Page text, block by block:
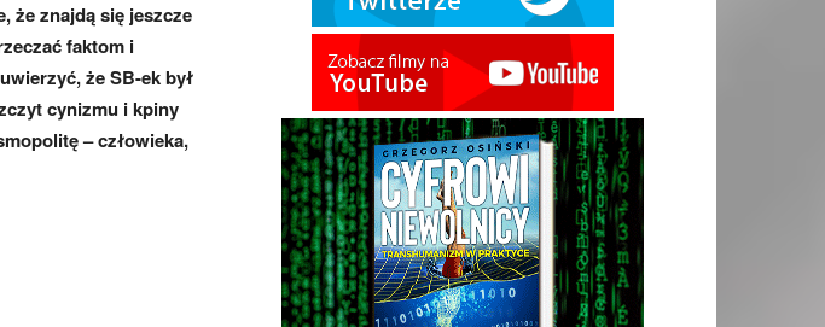
że znajdą się jeszcze
faktom i
że SB-ek był
cynizmu i kpiny
– człowieka,